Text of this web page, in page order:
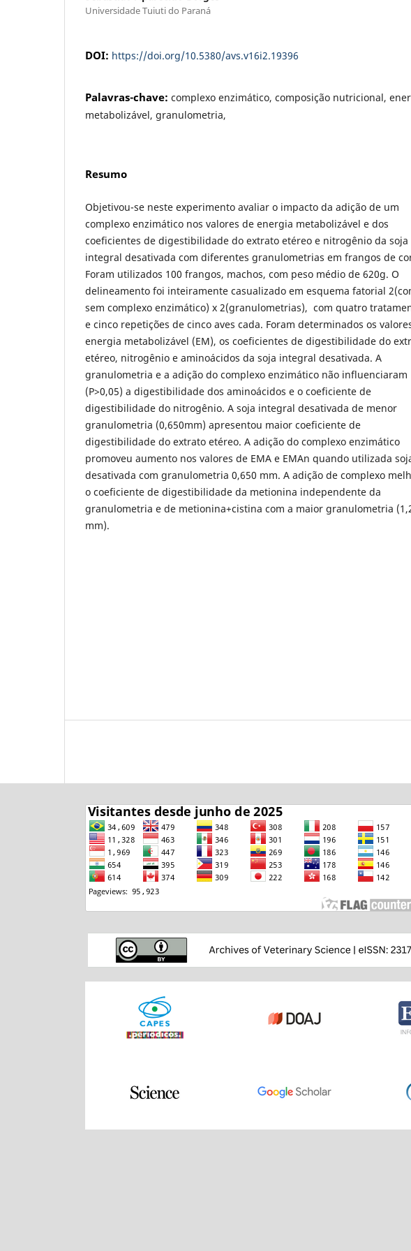
Universidade Tuiuti do Paraná
DOI: https://doi.org/10.5380/avs.v16i2.19396
Palavras-chave: complexo enzimático, composição nutricional,
metabolizável, granulometria,
Resumo
Objetivou-se neste experimento avaliar o impacto da adição de um
complexo enzimático nos valores de energia metabolizável e dos
coeficientes de digestibilidade do extrato etéreo e nitrogênio da soja
integral desativada com diferentes granulometrias em frangos de
Foram utilizados 100 frangos, machos, com peso médio de 620g. O
delineamento foi inteiramente casualizado em esquema fatorial
sem complexo enzimático) x 2(granulometrias), com quatro
e cinco repetições de cinco aves cada. Foram determinados os
energia metabolizável (EM), os coeficientes de digestibilidade do
etéreo, nitrogênio e aminoácidos da soja integral desativada. A
granulometria e a adição do complexo enzimático não influenciaram
(P>0,05) a digestibilidade dos aminoácidos e o coeficiente de
digestibilidade do nitrogênio. A soja integral desativada de menor
granulometria (0,650mm) apresentou maior coeficiente de
digestibilidade do extrato etéreo. A adição do complexo enzimático
promoveu aumento nos valores de EMA e EMAn quando utilizada
desativada com granulometria 0,650 mm. A adição de complexo
o coeficiente de digestibilidade da metionina independente da
granulometria e de metionina+cistina com a maior granulometria
mm).